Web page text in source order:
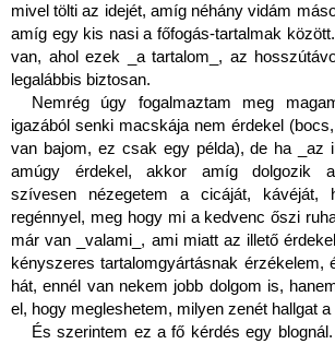
mivel tölti az idejét, amíg néhány vidám
amíg egy kis nasi a főfogás-tartalmak
van, ahol ezek _a tartalom_, az
legalábbis biztosan.
Nemrég úgy fogalmaztam meg
igazából senki macskája nem érdekel
van bajom, ez csak egy példa), de ha _az
amúgy érdekel, akkor amíg dolgozik a
szívesen nézegetem a cicáját, kávéját,
regénnyel, meg hogy mi a kedvenc őszi
már van _valami_, ami miatt az illető
kényszeres tartalomgyártásnak érzékelem,
hát, ennél van nekem jobb dolgom is,
el, hogy megleshetem, milyen zenét hallgat a
És szerintem ez a fő kérdés egy